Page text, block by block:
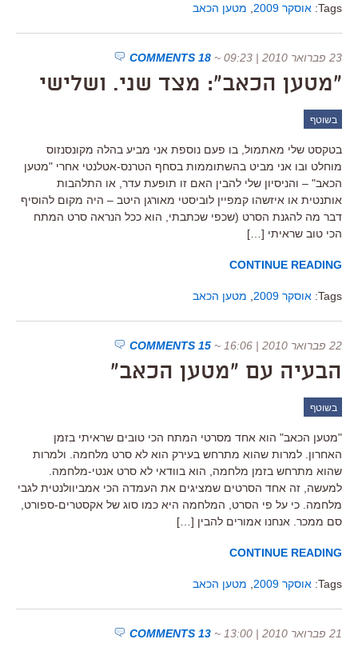
Tags: אוסקר 2009 מטען הכאב
23 פברואר 2010 | 09:23 ~
18 COMMENTS
"מטען הכאב": מצד שני. ושלישי
בשוטף
בטקסט שלי מאתמול, בו פעם נוספת אני מביע בהלה מקונסנזוס
מוחלט ובו אני מביט בהשתוממות בסחף הטרנס-אטלנטי אחרי "מטען
הכאב" – והניסיון שלי להבין האם זו תופעת עדר, או התלהבות
אותנטית או איזשהו קמפיין לוביסטי מאורגן היטב – היה מקום להוסיף
דבר מה להגנת הסרט (שכפי שכתבתי, הוא ככל הנראה סרט המתח
הכי טוב שראיתי […]
CONTINUE READING
Tags: אוסקר 2009 מטען הכאב
22 פברואר 2010 | 16:06 ~
15 COMMENTS
הבעיה עם "מטען הכאב"
בשוטף
"מטען הכאב" הוא אחד מסרטי המתח הכי טובים שראיתי בזמן
האחרון. למרות שהוא מתרחש בעירק הוא לא סרט מלחמה. ולמרות
שהוא מתרחש בזמן מלחמה, הוא בוודאי לא סרט אנטי-מלחמה.
למעשה, זה אחד הסרטים שמציגים את העמדה הכי אמביוולנטית לגבי
מלחמה. כי על פי הסרט, המלחמה היא כמו סוג של אקסטרים-ספורט,
סם ממכר. אנחנו אמורים להבין […]
CONTINUE READING
Tags: אוסקר 2009 מטען הכאב
21 פברואר 2010 | 13:00 ~
13 COMMENTS